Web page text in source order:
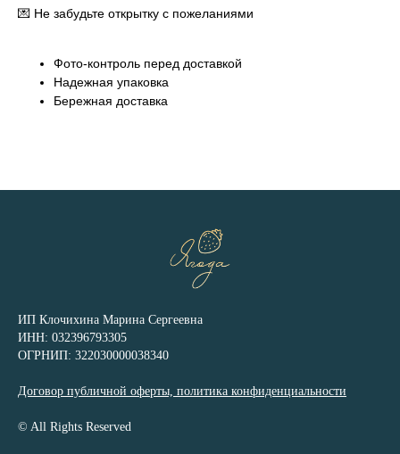
💌 Не забудьте открытку с пожеланиями
Фото-контроль перед доставкой
Надежная упаковка
Бережная доставка
ИП Клочихина Марина Сергеевна
ИНН: 032396793305
ОГРНИП: 322030000038340
Договор публичной оферты, политика конфиденциальности
© All Rights Reserved